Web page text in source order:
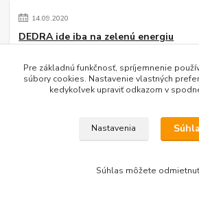
14.09.2020
DEDRA ide iba na zelenú energiu
zdrojov. Podporujeme tým ďalšie
rozvoja.čítať celé
Zobraziť všetky články
Pre základnú funkčnosť, spríjemnenie
súbory cookies. Nastavenie vlastných
kedykoľvek upraviť odkazom v
Nastavenia
Súhlas môžete